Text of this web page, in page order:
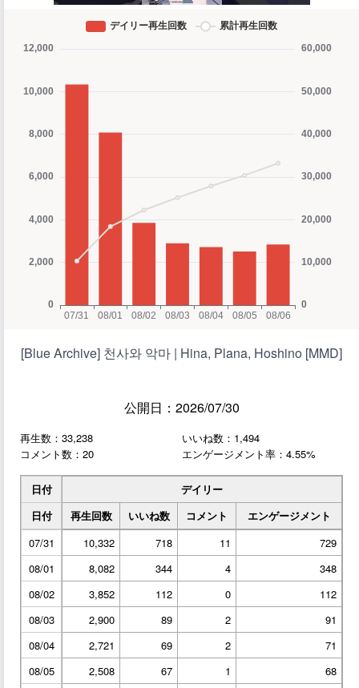
[Blue Archive] 천사와 악마 | Hina, Plana, Hoshino [MMD]
公開日：2026/07/30
再生数：33,238
いいね数：1,494
コメント数：20
エンゲージメント率：4.55%
日付
デイリー
日付
再生回数 いいね数 コメント
エンゲージメント
07/31
10,332 718 11
729
08/01
8,082 344 4
348
08/02
3,852 112 0
112
08/03
2,900 89 2
91
08/04
2,721 69 2
71
08/05
2,508 67 1
68